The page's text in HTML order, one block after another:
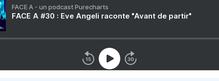
FACE A - un podcast Purecharts
FACE A #30 : Eve Angeli raconte "Avant de partir"